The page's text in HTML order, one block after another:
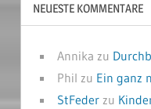
NEUESTE KOMMENTARE
Annika zu
Phil zu Ein ganz
StFederzu